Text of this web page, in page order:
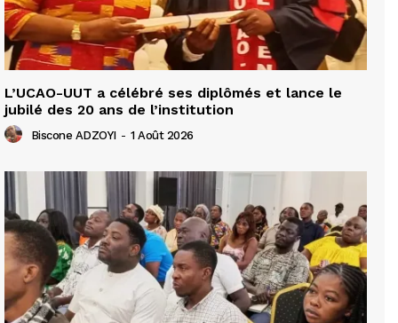
L’UCAO-UUT a célébré ses diplômés et lance le
jubilé des 20 ans de l’institution
Biscone ADZOYI - 1 Août 2026